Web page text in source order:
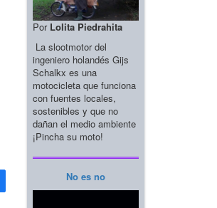
Por Lolita Piedrahita
La slootmotor del
ingeniero holandés Gijs
Schalkx es una
motocicleta que funciona
con fuentes locales,
sostenibles y que no
dañan el medio ambiente
¡Pincha su moto!
No es no